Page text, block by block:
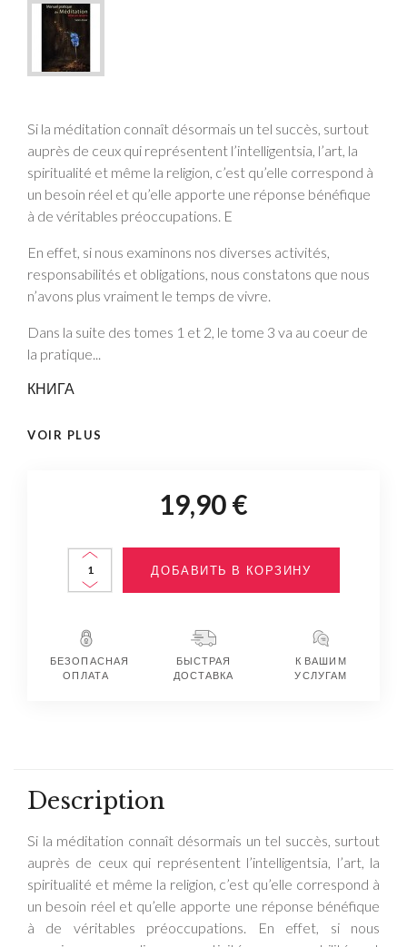
Si la méditation connaît désormais un tel succès, surtout
auprès de ceux qui représentent l’intelligentsia, l’art, la
spiritualité et même la religion, c’est qu’elle correspond à
un besoin réel et qu’elle apporte une réponse bénéfique
à de véritables préoccupations. E
En effet, si nous examinons nos diverses activités,
responsabilités et obligations, nous constatons que nous
n’avons plus vraiment le temps de vivre.
Dans la suite des tomes 1 et 2, le tome 3 va au coeur de
la pratique...
КНИГА
VOIR PLUS
19,90 €
ДОБАВИТЬ В КОРЗИНУ
БЕЗОПАСНАЯ
ОПЛАТА
БЫСТРАЯ
ДОСТАВКА
К ВАШИМ
УСЛУГАМ
Description
Si la méditation connaît désormais un tel succès, surtout
auprès de ceux qui représentent l’intelligentsia, l’art, la
spiritualité et même la religion, c’est qu’elle correspond à
un besoin réel et qu’elle apporte une réponse bénéfique
à de véritables préoccupations. En effet, si nous